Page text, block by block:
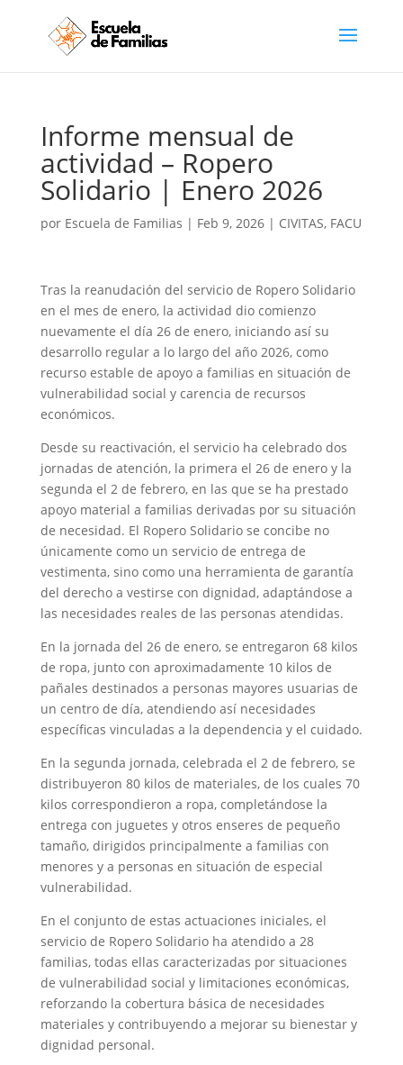
Informe mensual de
actividad – Ropero
Solidario | Enero 2026
por Escuela de Familias | Feb 9, 2026| CIVITAS, FACU
Tras la reanudación del servicio de Ropero Solidario
en el mes de enero, la actividad dio comienzo
nuevamente el día 26 de enero, iniciando así su
desarrollo regular a lo largo del año 2026, como
recurso estable de apoyo a familias en situación de
vulnerabilidad social y carencia de recursos
económicos.
Desde su reactivación, el servicio ha celebrado dos
jornadas de atención, la primera el 26 de enero y la
segunda el 2 de febrero, en las que se ha prestado
apoyo material a familias derivadas por su situación
de necesidad. El Ropero Solidario se concibe no
únicamente como un servicio de entrega de
vestimenta, sino como una herramienta de garantía
del derecho a vestirse con dignidad, adaptándose a
las necesidades reales de las personas atendidas.
En la jornada del 26 de enero, se entregaron 68 kilos
de ropa, junto con aproximadamente 10 kilos de
pañales destinados a personas mayores usuarias de
un centro de día, atendiendo así necesidades
específicas vinculadas a la dependencia y el cuidado.
En la segunda jornada, celebrada el 2 de febrero, se
distribuyeron 80 kilos de materiales, de los cuales 70
kilos correspondieron a ropa, completándose la
entrega con juguetes y otros enseres de pequeño
tamaño, dirigidos principalmente a familias con
menores y a personas en situación de especial
vulnerabilidad.
En el conjunto de estas actuaciones iniciales, el
servicio de Ropero Solidario ha atendido a 28
familias, todas ellas caracterizadas por situaciones
de vulnerabilidad social y limitaciones económicas,
reforzando la cobertura básica de necesidades
materiales y contribuyendo a mejorar su bienestar y
dignidad personal.